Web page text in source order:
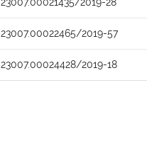
23007.00022465/2019-57
23007.00024428/2019-18